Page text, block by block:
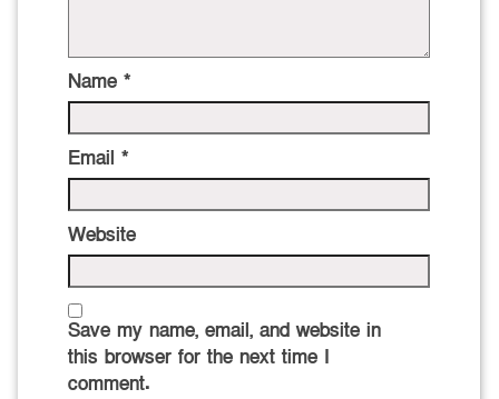
Name *
Email *
Website
Save my name, email, and website in
this browser for the next time I
comment.